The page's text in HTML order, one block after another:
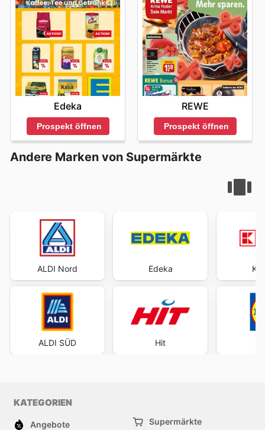
Edeka
Prospekt öffnen
REWE
Prospekt öffnen
Andere Marken von Supermärkte
ALDI Nord
ALDI SÜD
Edeka
Hit
KATEGORIEN
Angebote Supermärkte